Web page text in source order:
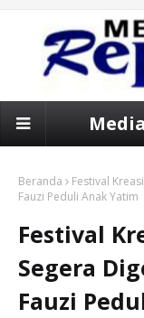
Beranda
Festival
Fauzi Peduli Anak Yatim
Festival
Segera
Fauzi